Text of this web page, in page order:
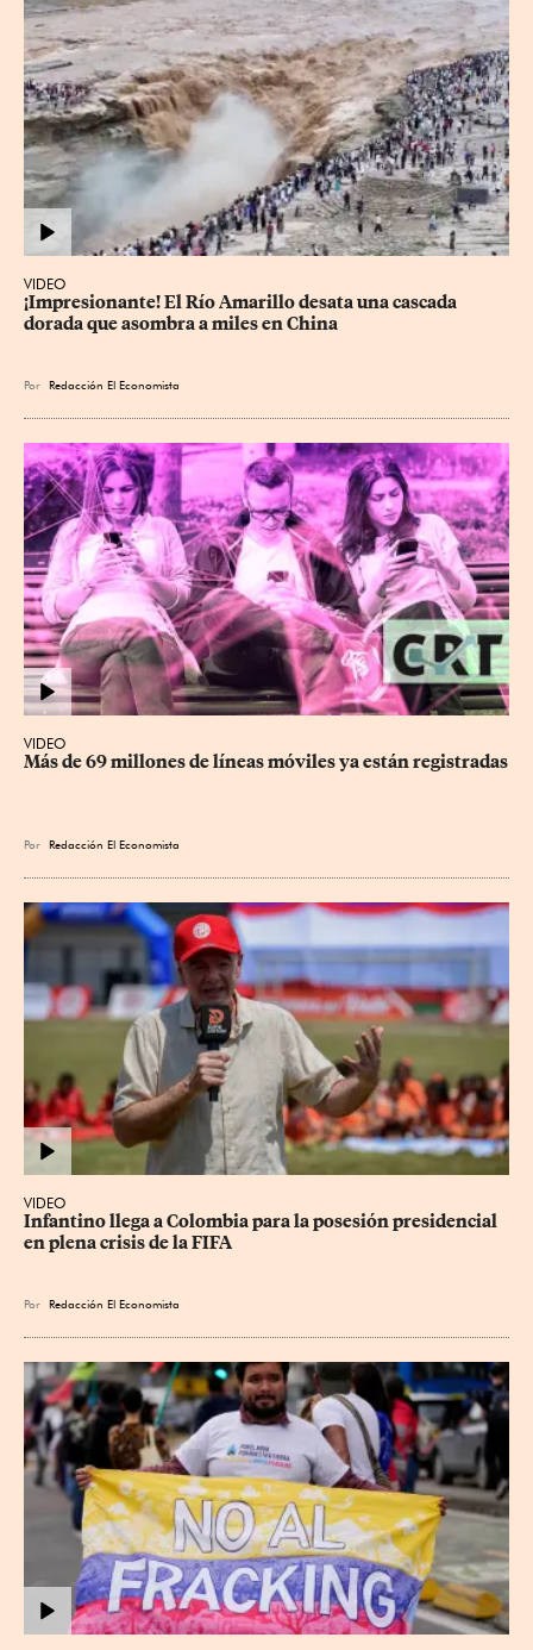
VIDEO
¡Impresionante! El Río Amarillo desata una cascada
dorada que asombra a miles en China
Por Redacción El Economista
VIDEO
Más de 69 millones de líneas móviles ya están registradas
Por Redacción El Economista
VIDEO
Infantino llega a Colombia para la posesión presidencial
en plena crisis de la FIFA
Por Redacción El Economista